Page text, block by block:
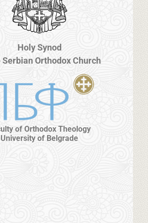
Holy Synod
Serbian Orthodox Church
of Orthodox Theology
University of Belgrade